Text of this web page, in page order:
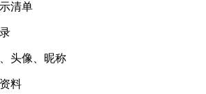
清单
头像、昵称
料